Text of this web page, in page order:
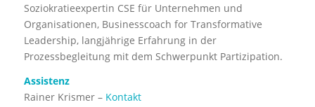
Soziokratieexpertin CSE für Unternehmen und
Organisationen, Businesscoach for Transformative
Leadership, langjährige Erfahrung in der
Prozessbegleitung mit dem Schwerpunkt Partizipation.
Assistenz
Rainer Krismer – Kontakt